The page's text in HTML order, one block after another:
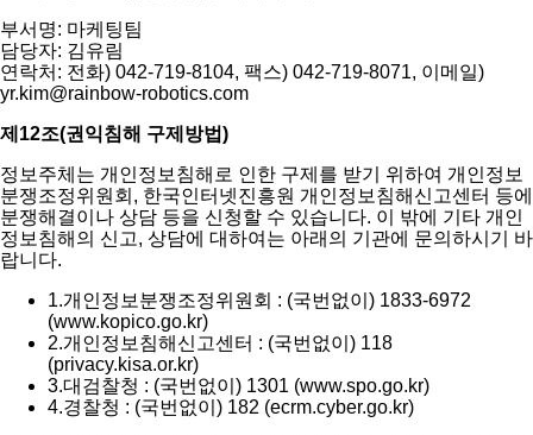
부서명: 마케팅팀
담당자: 김유림
연락처: 전화) 042-719-8104, 팩스) 042-719-8071, 이메일)
yr.kim@rainbow-robotics.com
제12조(권익침해 구제방법)
정보주체는 개인정보침해로 인한 구제를 받기 위하여 개인정보
분쟁조정위원회, 한국인터넷진흥원 개인정보침해신고센터 등에
분쟁해결이나 상담 등을 신청할 수 있습니다. 이 밖에 기타 개인
정보침해의 신고, 상담에 대하여는 아래의 기관에 문의하시기 바
랍니다.
1.개인정보분쟁조정위원회 : (국번없이) 1833-6972
(www.kopico.go.kr)
2.개인정보침해신고센터 : (국번없이) 118
(privacy.kisa.or.kr)
3.대검찰청 : (국번없이) 1301 (www.spo.go.kr)
4.경찰청 : (국번없이) 182 (ecrm.cyber.go.kr)